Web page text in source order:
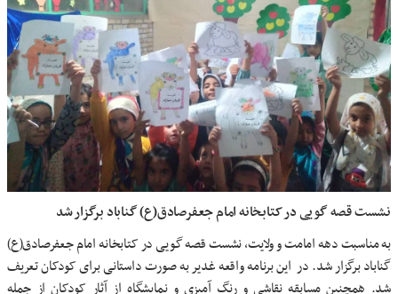
نشست قصه گویی در کتابخانه امام جعفرصادق(ع) گناباد برگزار شد
به مناسبت دهه امامت و ولایت، نشست قصه گویی در کتابخانه امام جعفرصادق(ع)
گناباد برگزار شد. در این برنامه واقعه غدیر به صورت داستانی برای کودکان تعریف
شد. همچنین مسابقه نقاشی و رنگ آمیزی و نمایشگاه از آثار کودکان از جمله